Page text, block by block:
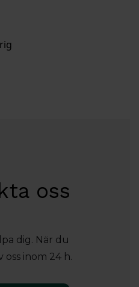
oss
dig. När du
oss inom 24 h.